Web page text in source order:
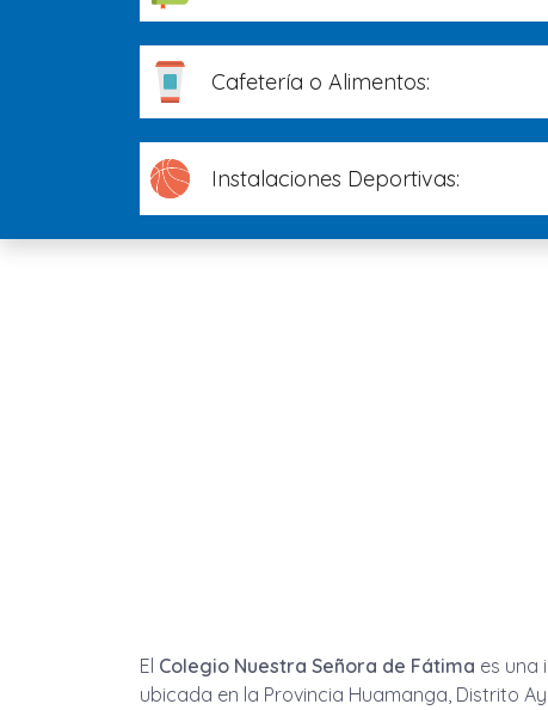
Cafetería o Alimentos:
Instalaciones Deportivas:
El Colegio Nuestra Señora de Fátima es una
ubicada en la Provincia Huamanga, Distrito